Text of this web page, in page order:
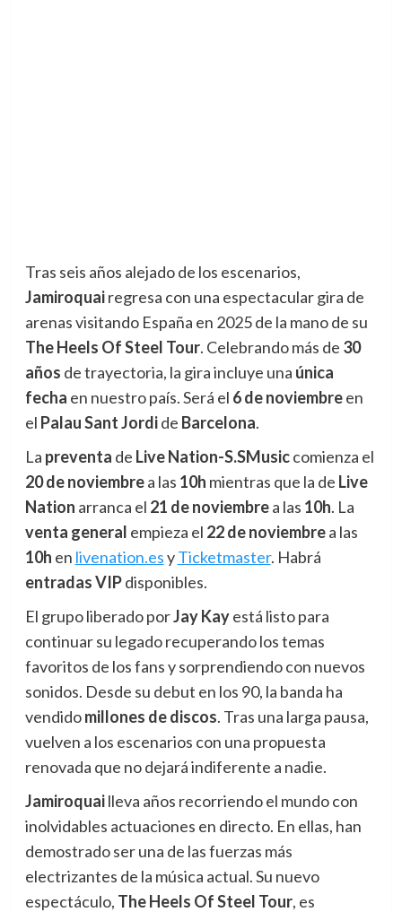
Tras seis años alejado de los escenarios,
Jamiroquairegresa con una espectacular gira de
arenas visitando España en 2025 de la mano de su
The Heels Of Steel Tour. Celebrando más de 30
años de trayectoria, la gira incluye una única
fecha en nuestro país. Será el 6 de noviembreen
el Palau Sant Jordide Barcelona.
La preventa de Live Nation-S.SMusiccomienza el
20 de noviembrea las 10h mientras que la de Live
Nation arranca el 21 de noviembrea las 10h. La
venta general empieza el 22 de noviembrea las
10h en livenation.esyTicketmaster. Habrá
entradas VIPdisponibles.
El grupo liberado porJay Kayestá listo para
continuar su legado recuperando los temas
favoritos de los fans y sorprendiendo con nuevos
sonidos. Desde su debut en los 90, la banda ha
vendidomillones de discos. Tras una larga pausa,
vuelven a los escenarios con una propuesta
renovada que no dejará indiferente a nadie.
Jamiroquailleva años recorriendo el mundo con
inolvidables actuaciones en directo. En ellas, han
demostrado ser una de las fuerzas más
electrizantes de la música actual. Su nuevo
espectáculo, The Heels Of Steel Tour, es